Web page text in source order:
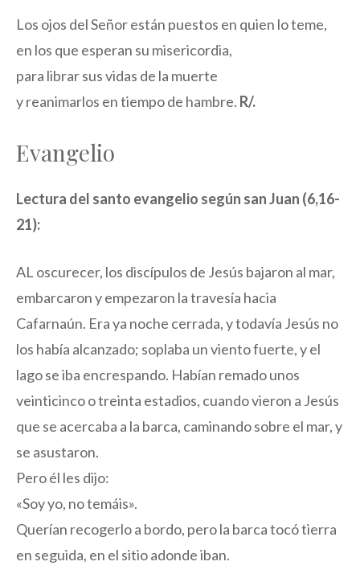
Los ojos del Señor están puestos en quien lo teme,
en los que esperan su misericordia,
para librar sus vidas de la muerte
y reanimarlos en tiempo de hambre. R/.
Evangelio
Lectura del santo evangelio según san Juan (6,16-
21):
AL oscurecer, los discípulos de Jesús bajaron al mar,
embarcaron y empezaron la travesía hacia
Cafarnaún. Era ya noche cerrada, y todavía Jesús no
los había alcanzado; soplaba un viento fuerte, y el
lago se iba encrespando. Habían remado unos
veinticinco o treinta estadios, cuando vieron a Jesús
que se acercaba a la barca, caminando sobre el mar, y
se asustaron.
Pero él les dijo:
«Soy yo, no temáis».
Querían recogerlo a bordo, pero la barca tocó tierra
en seguida, en el sitio adonde iban.